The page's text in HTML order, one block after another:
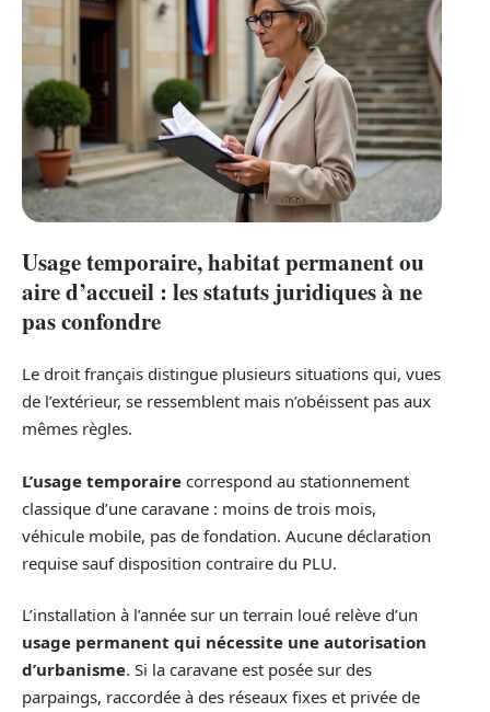
Usage temporaire, habitat permanent ou
aire d’accueil : les statuts juridiques à ne
pas confondre
Le droit français distingue plusieurs situations qui, vues
de l’extérieur, se ressemblent mais n’obéissent pas aux
mêmes règles.
L’usage temporaire correspond au stationnement
classique d’une caravane : moins de trois mois,
véhicule mobile, pas de fondation. Aucune déclaration
requise sauf disposition contraire du PLU.
L’installation à l’année sur un terrain loué relève d’un
usage permanent qui nécessite une autorisation
d’urbanisme. Si la caravane est posée sur des
parpaings, raccordée à des réseaux fixes et privée de